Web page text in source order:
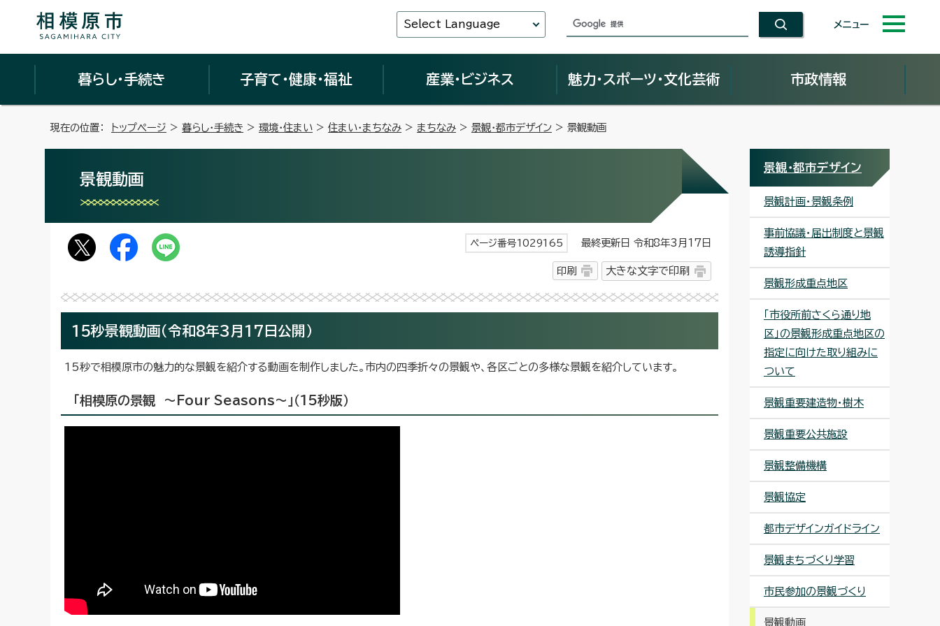
Select Language メニュー
暮らし・手続き 子育て・健康・福祉 産業・ビジネス 魅力・スポーツ・文化芸術 市政情報
現在の位置： トップページ > 暮らし・手続き > 環境・住まい > 住まい・まちなみ > まちなみ > 景観・都市デザイン > 景観動画
景観動画
ページ番号1029165 最終更新日 令和8年3月17日
印刷 大きな文字で印刷
15秒景観動画（令和8年3月17日公開）
15秒で相模原市の魅力的な景観を紹介する動画を制作しました。市内の四季折々の景観や、各区ごとの多様な景観を紹介しています。
「相模原の景観 ～Four Seasons～」（15秒版）
景観・都市デザイン
景観計画・景観条例
事前協議・届出制度と景観
誘導指針
景観形成重点地区
「市役所前さくら通り地
区」の景観形成重点地区の
指定に向けた取り組みに
ついて
景観重要建造物・樹木
景観重要公共施設
景観整備機構
景観協定
都市デザインガイドライン
景観まちづくり学習
市民参加の景観づくり
景観動画